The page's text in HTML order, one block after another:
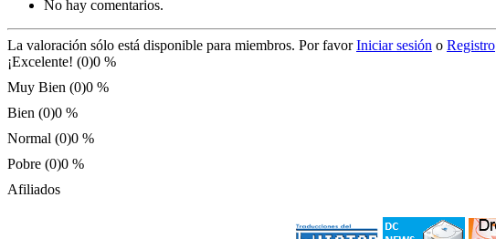
No hay comentarios.
La valoración sólo está disponible para miembros. Por favorIniciar sesión o Registro
¡Excelente! (0)0 %
Muy Bien (0)0 %
Bien (0)0 %
Normal (0)0 %
Pobre (0)0 %
Afiliados